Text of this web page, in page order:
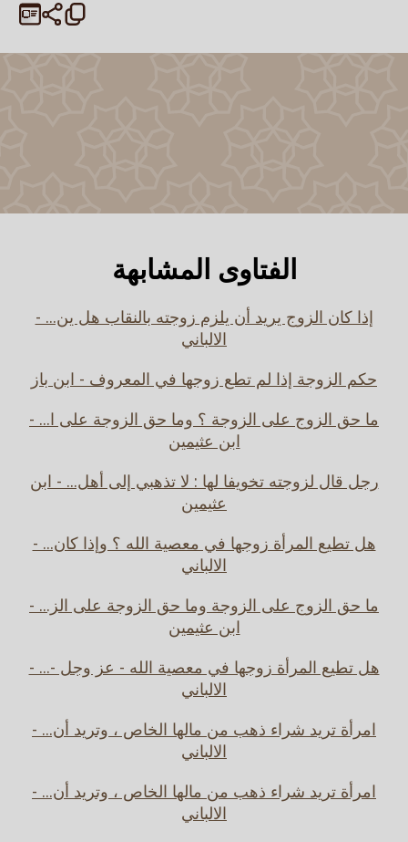
الفتاوى المشابهة
إذا كان الزوج يريد أن يلزم زوجته بالنقاب هل ين... -
الالباني
حكم الزوجة إذا لم تطع زوجها في المعروف - ابن باز
ما حق الزوج على الزوجة ؟ وما حق الزوجة على ا... -
ابن عثيمين
رجل قال لزوجته تخويفا لها : لا تذهبي إلى أهل... - ابن
عثيمين
هل تطيع المرأة زوجها في معصية الله ؟ وإذا كان... -
الالباني
ما حق الزوج على الزوجة وما حق الزوجة على الز... -
ابن عثيمين
هل تطيع المرأة زوجها في معصية الله - عز وجل -... -
الالباني
امرأة تريد شراء ذهب من مالها الخاص ، وتريد أن... -
الالباني
امرأة تريد شراء ذهب من مالها الخاص ، وتريد أن... -
الالباني